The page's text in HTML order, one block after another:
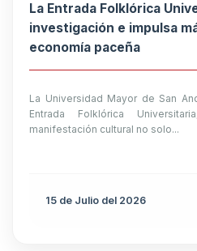
La Entrada Folklórica
investigación e impulsa
economía paceña
La Universidad Mayor de San
Entrada Folklórica
manifestación cultural no solo...
15 de Julio del 2026